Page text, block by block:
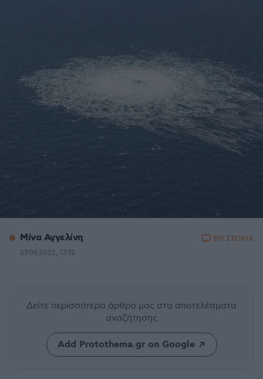
Μίνα Αγγελίνη
27.09.2022, 17:12
101 ΣΧΟΛΙΑ
Δείτε περισσότερα άρθρα μας στα αποτελέσματα
αναζήτησης
Add Protothema.gr on Google